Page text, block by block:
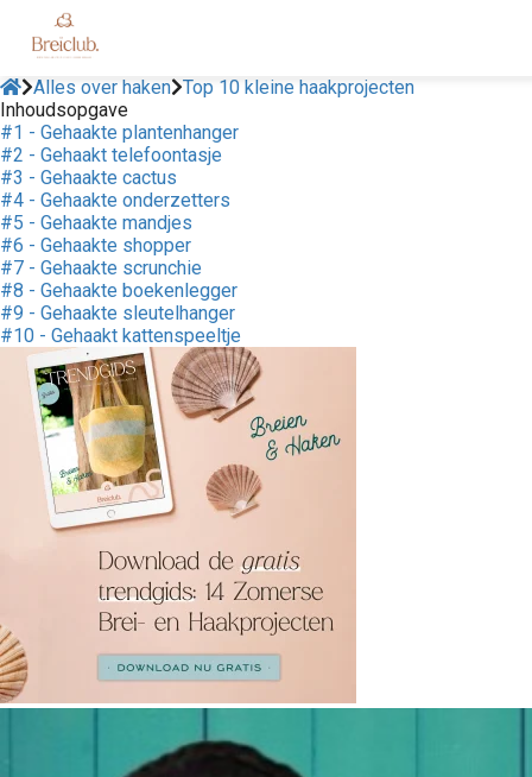
Alles over haken Top 10 kleine haakprojecten
Inhoudsopgave
#1 - Gehaakte plantenhanger
#2 - Gehaakt telefoontasje
#3 - Gehaakte cactus
#4 - Gehaakte onderzetters
#5 - Gehaakte mandjes
#6 - Gehaakte shopper
#7 - Gehaakte scrunchie
#8 - Gehaakte boekenlegger
#9 - Gehaakte sleutelhanger
#10 - Gehaakt kattenspeeltje